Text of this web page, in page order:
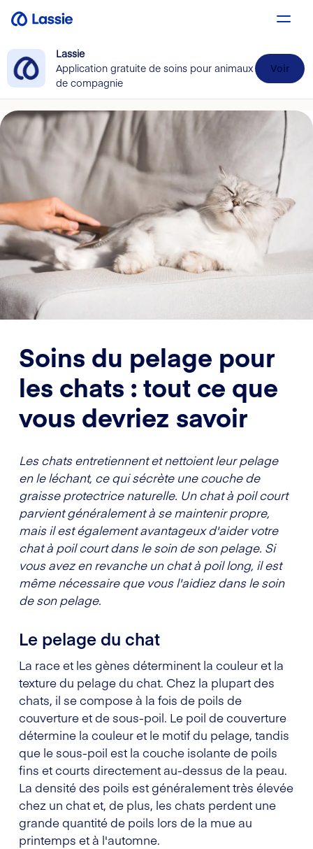
Lassie
Application gratuite de soins pour animaux
de compagnie
Voir
Soins du pelage pour
les chats : tout ce que
vous devriez savoir
Les chats entretiennent et nettoient leur pelage
en le léchant, ce qui sécrète une couche de
graisse protectrice naturelle. Un chat à poil court
parvient généralement à se maintenir propre,
mais il est également avantageux d'aider votre
chat à poil court dans le soin de son pelage. Si
vous avez en revanche un chat à poil long, il est
même nécessaire que vous l'aidiez dans le soin
de son pelage.
Le pelage du chat
La race et les gènes déterminent la couleur et la
texture du pelage du chat. Chez la plupart des
chats, il se compose à la fois de poils de
couverture et de sous-poil. Le poil de couverture
détermine la couleur et le motif du pelage, tandis
que le sous-poil est la couche isolante de poils
fins et courts directement au-dessus de la peau.
La densité des poils est généralement très élevée
chez un chat et, de plus, les chats perdent une
grande quantité de poils lors de la mue au
printemps et à l'automne.